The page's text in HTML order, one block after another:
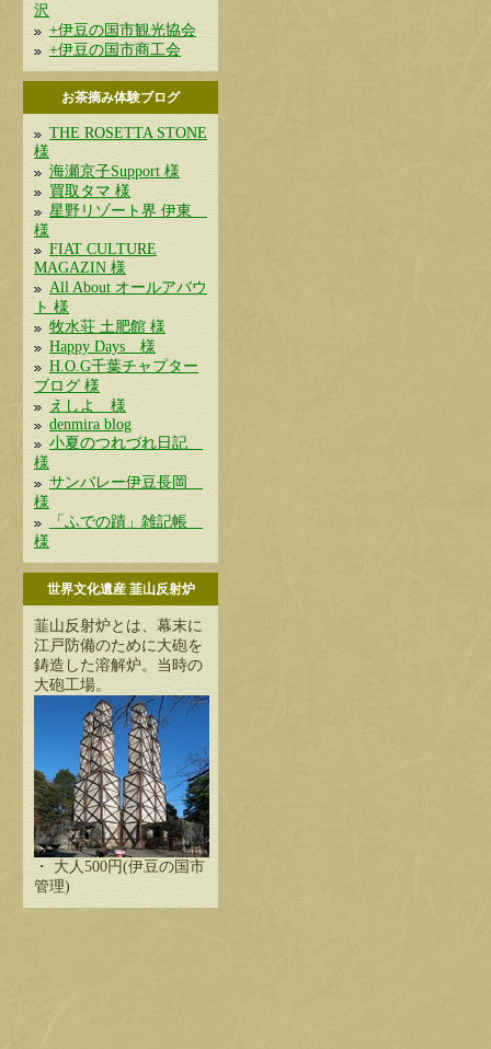
沢
+伊豆の国市観光協会
+伊豆の国市商工会
お茶摘み体験ブログ
THE ROSETTA STONE
様
海瀬京子Support 様
買取タマ 様
星野リゾート界 伊東
様
FIAT CULTURE
MAGAZIN 様
All About オールアバウ
ト 様
牧水荘 土肥館 様
Happy Days 様
H.O.G千葉チャプター
ブログ 様
えしよ 様
denmira blog
小夏のつれづれ日記
様
サンバレー伊豆長岡
様
「ふでの蹟」雑記帳
様
世界文化遺産 韮山反射炉
韮山反射炉とは、幕末に
江戸防備のために大砲を
鋳造した溶解炉。当時の
大砲工場。
・ 大人500円(伊豆の国市
管理)